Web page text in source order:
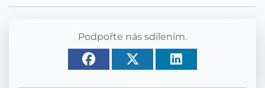
Podpořte nás sdílením.